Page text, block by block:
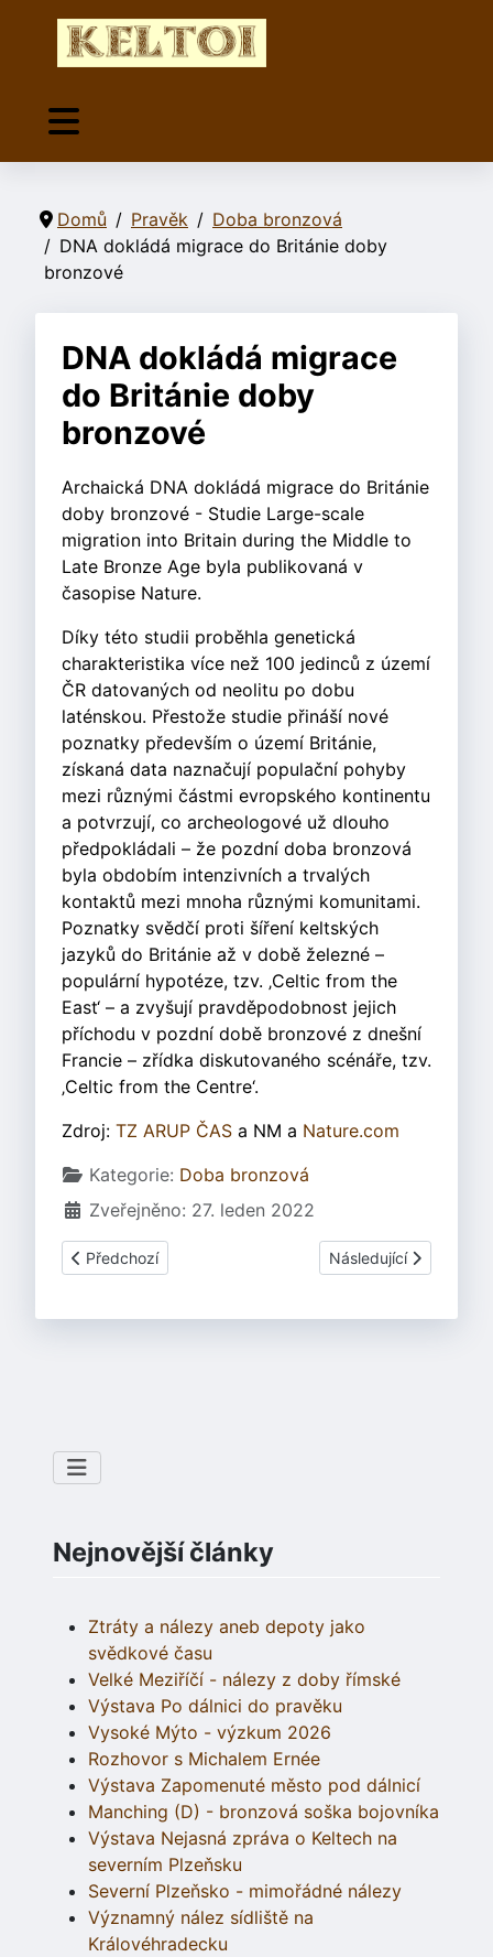
Domů Pravěk
Doba bronzová
DNA dokládá migrace do Británie doby
bronzové
DNA dokládá migrace
do Británie doby
bronzové
Archaická DNA dokládá migrace do Británie
doby bronzové - Studie Large-scale
migration into Britain during the Middle to
Late Bronze Age byla publikovaná v
časopise Nature.
Díky této studii proběhla genetická
charakteristika více než 100 jedinců z území
ČR datovaných od neolitu po dobu
laténskou. Přestože studie přináší nové
poznatky především o území Británie,
získaná data naznačují populační pohyby
mezi různými částmi evropského kontinentu
a potvrzují, co archeologové už dlouho
předpokládali – že pozdní doba bronzová
byla obdobím intenzivních a trvalých
kontaktů mezi mnoha různými komunitami.
Poznatky svědčí proti šíření keltských
jazyků do Británie až v době železné –
populární hypotéze, tzv. ‚Celtic from the
East‘ – a zvyšují pravděpodobnost jejich
příchodu v pozdní době bronzové z dnešní
Francie – zřídka diskutovaného scénáře, tzv.
‚Celtic from the Centre‘.
Zdroj: TZ ARUP ČAS a NM a Nature.com
Základní údaje
Kategorie: Doba bronzová
Zveřejněno: 27. leden 2022
Předchozí článek: Slezskoplatěnická kultura v době
Předchozí Další článek: Kladina
Následující
Nejnovější články
Ztráty a nálezy aneb depoty jako
svědkové času
Velké Meziříčí - nálezy z doby římské
Výstava Po dálnici do pravěku
Vysoké Mýto - výzkum 2026
Rozhovor s Michalem Ernée
Výstava Zapomenuté město pod dálnicí
Manching (D) - bronzová soška bojovníka
Výstava Nejasná zpráva o Keltech na
severním Plzeňsku
Severní Plzeňsko - mimořádné nálezy
Významný nález sídliště na
Královéhradecku